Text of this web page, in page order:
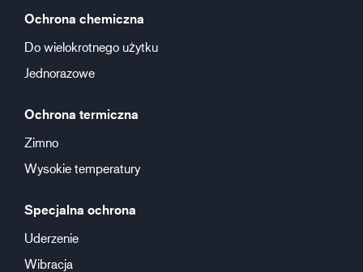
Ochrona chemiczna
Do wielokrotnego użytku
Jednorazowe
Ochrona termiczna
Zimno
Wysokie temperatury
Specjalna ochrona
Uderzenie
Wibracja